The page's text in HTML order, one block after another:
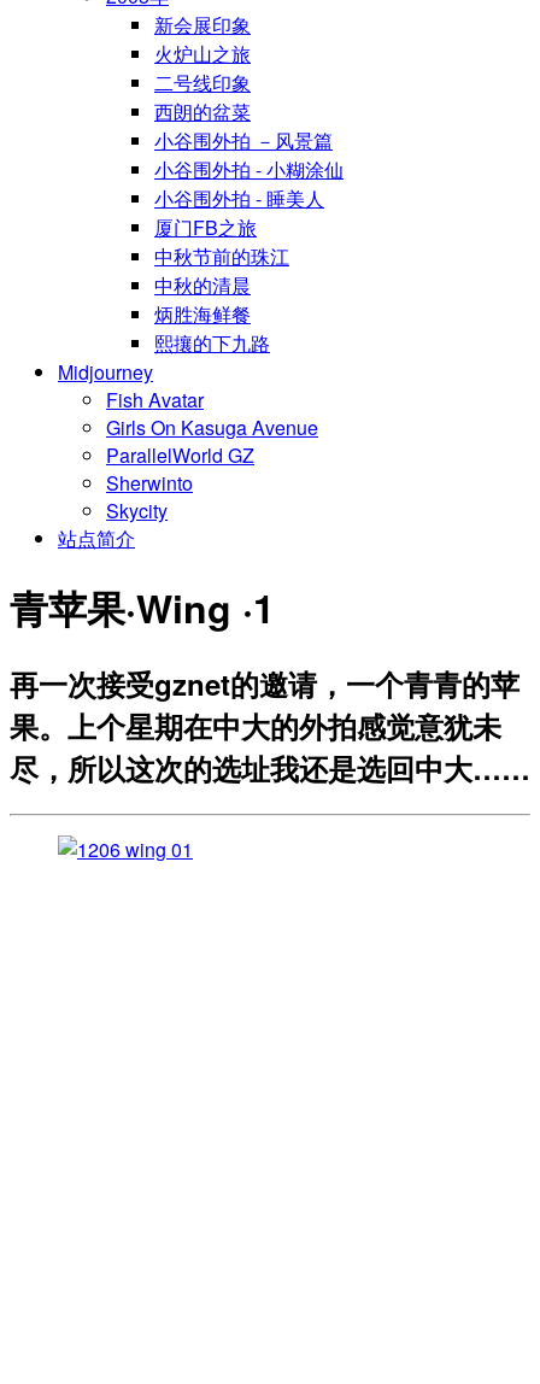
新会展印象
火炉山之旅
二号线印象
西朗的盆菜
小谷围外拍 －风景篇
小谷围外拍 - 小糊涂仙
小谷围外拍 - 睡美人
厦门FB之旅
中秋节前的珠江
中秋的清晨
炳胜海鲜餐
熙攘的下九路
Midjourney
Fish Avatar
Girls On Kasuga Avenue
ParallelWorld GZ
Sherwinto
Skycity
站点简介
青苹果·Wing ·1
再一次接受gznet的邀请，一个青青的苹
果。上个星期在中大的外拍感觉意犹未
尽，所以这次的选址我还是选回中大……